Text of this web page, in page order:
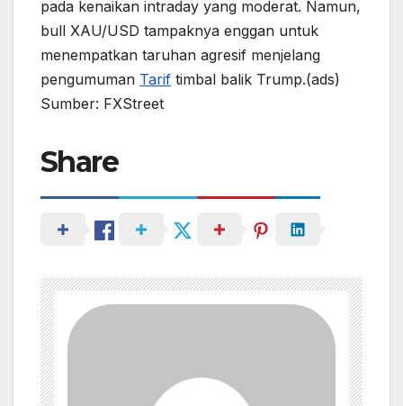
pada kenaikan intraday yang moderat. Namun,
bull XAU/USD tampaknya enggan untuk
menempatkan taruhan agresif menjelang
pengumuman Tarif timbal balik Trump.(ads)
Sumber: FXStreet
Share